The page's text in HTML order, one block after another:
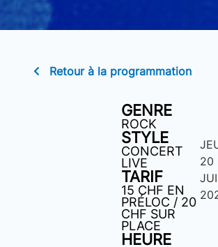
Retour à la programmation
GENRE
ROCK
STYLE
CONCERT
LIVE
TARIF
15 CHF EN
PRÉLOC / 20
CHF SUR
PLACE
HEURE
20